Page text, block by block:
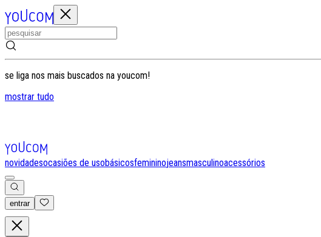
se liga nos mais buscados na youcom!
mostrar tudo
novidadesocasiões de usobásicosfemininojeansmasculinoacessórios
entrar